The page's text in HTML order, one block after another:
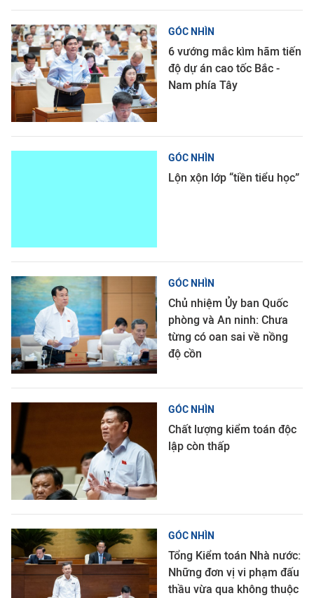
GÓC NHÌN
6 vướng mắc kìm hãm tiến
độ dự án cao tốc Bắc -
Nam phía Tây
GÓC NHÌN
Lộn xộn lớp “tiền tiểu học”
GÓC NHÌN
Chủ nhiệm Ủy ban Quốc
phòng và An ninh: Chưa
từng có oan sai về nồng
độ cồn
GÓC NHÌN
Chất lượng kiểm toán độc
lập còn thấp
GÓC NHÌN
Tổng Kiểm toán Nhà nước:
Những đơn vị vi phạm đấu
thầu vừa qua không thuộc